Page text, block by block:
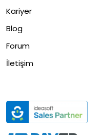
Kariyer
Blog
Forum
İletişim